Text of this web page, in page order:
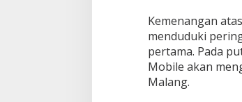
Kemenangan
menduduki
pertama. Pada
Mobile akan
Malang.